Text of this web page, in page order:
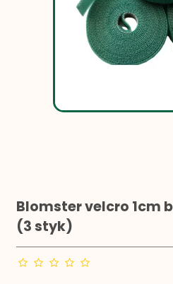
Blomster velcro 1cm
(3 styk)